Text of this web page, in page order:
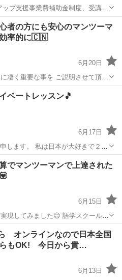
プ支援事業費補助金制度、受講費
お尋ねください ■KECは全校舎
日・時間帯振替受講、校舎間振替
者の方にも安心のマンツーマ
効率的に🇨🇳
6月20日
凄く重要な事を ご説明させて頂き
スン
ベートレッスン🎵
6月17日
が大好きで２０
く
ばかりではなく
韓国語
でマンツーマンで上達された
6月15日
ました😊 語学スクールで
こで 弊社MOIZA
スン
オンラインなので日本全国
らもOK! 今日から貴…
6月13日